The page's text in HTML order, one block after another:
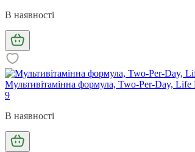
В наявності
Мультивітамінна формула, Two-Per-Day, Life
9
В наявності